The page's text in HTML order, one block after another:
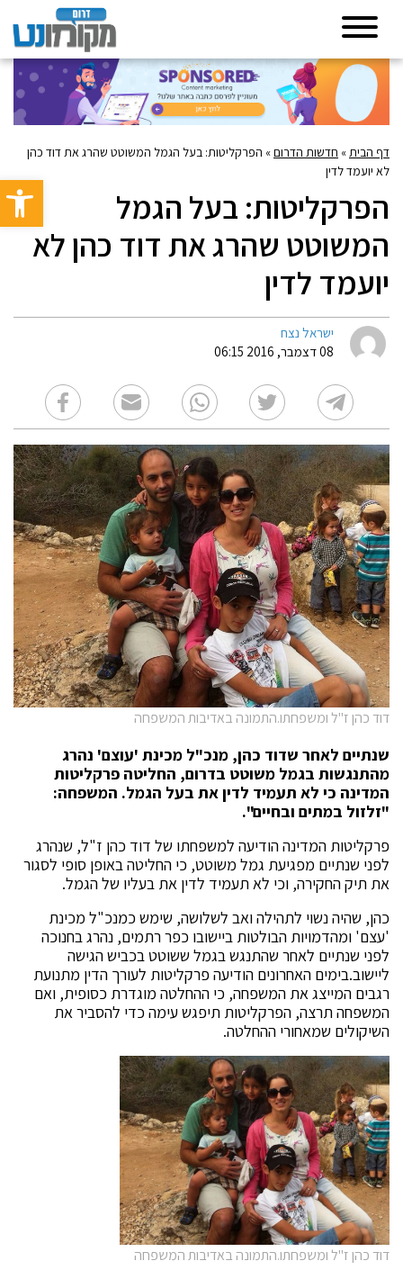
פתח
דף הבית» חדשות הדרום» הפרקליטות: בעל הגמל המשוטט שהרג את דוד כהן
לא יועמד לדין
הפרקליטות: בעל הגמל
המשוטט שהרג את דוד כהן לא
יועמד לדין
ישראל נצח
08 דצמבר, 2016 06:15
דוד כהן ז''ל ומשפחתו.התמונה באדיבות המשפחה
שנתיים לאחר שדוד כהן, מנכ"ל מכינת 'עוצם' נהרג
מהתנגשות בגמל משוטט בדרום, החליטה פרקליטות
המדינה כי לא תעמיד לדין את בעל הגמל. המשפחה:
"זלזול במתים ובחיים".
פרקליטות המדינה הודיעה למשפחתו של דוד כהן ז"ל, שנהרג
לפני שנתיים מפגיעת גמל משוטט, כי החליטה באופן סופי לסגור
את תיק החקירה, וכי לא תעמיד לדין את בעליו של הגמל.
כהן, שהיה נשוי לתהילה ואב לשלושה, שימש כמנכ"ל מכינת
'עצם' ומהדמויות הבולטות ביישובו כפר רתמים, נהרג בחנוכה
לפני שנתיים לאחר שהתנגש בגמל ששוטט בכביש הגישה
ליישוב.בימים האחרונים הודיעה פרקליטות לעורך הדין מתנועת
רגבים המייצג את המשפחה, כי ההחלטה מוגדרת כסופית, ואם
המשפחה תרצה, הפרקליטות תיפגש עימה כדי להסביר את
השיקולים שמאחורי ההחלטה.
דוד כהן ז"ל ומשפחתו.התמונה באדיבות המשפחה